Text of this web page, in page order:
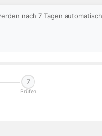
nach 7 Tagen automatisch
7
Prüfen